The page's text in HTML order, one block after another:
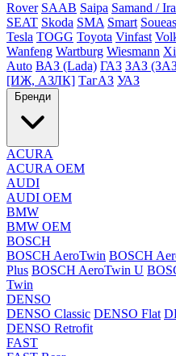
Rover SAAB Saipa Samand /
SEAT Skoda SMA Smart
Tesla TOGG Toyota Vinfast
Wanfeng Wartburg Wiesmann
Auto ВАЗ (Lada) ГАЗ ЗАЗ
[ИЖ, АЗЛК] ТагАЗ УАЗ
Бренди
ACURA
ACURA OEM
AUDI
AUDI OEM
BMW
BMW OEM
BOSCH
BOSCH AeroTwin BOSCH
Plus BOSCH AeroTwin U
Twin
DENSO
DENSO Classic DENSO Flat
DENSO Retrofit
FAST